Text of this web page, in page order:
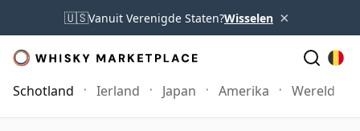
🇺🇸Vanuit Verenigde Staten?Wisselen ×
Schotland Ierland Japan Amerika Wereld